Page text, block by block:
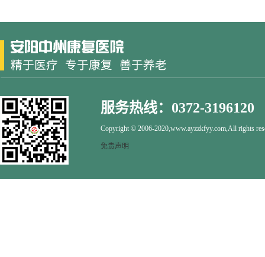
服务热线：0372-3196120
Copyright © 2006-2020,www.ayzzkfyy.com,All rights
免责声明